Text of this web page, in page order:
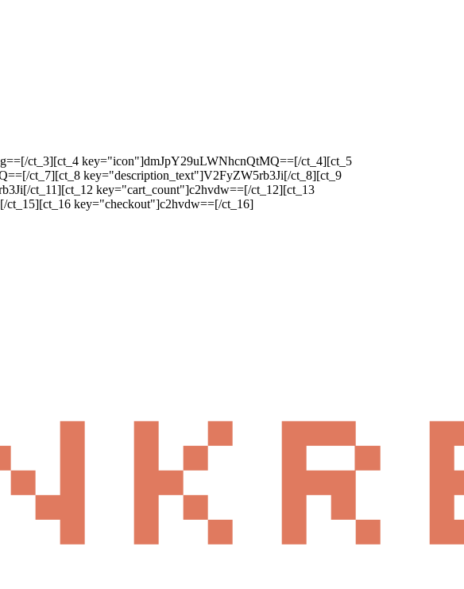
ct_3][ct_4 key="icon"]dmJpY29uLWNhcnQtMQ==[/ct_4][ct_5
ct_7][ct_8 key="description_text"]V2FyZW5rb3Ji[/ct_8][ct_9
ct_11][ct_12 key="cart_count"]c2hvdw==[/ct_12][ct_13
key="checkout"]c2hvdw==[/ct_16]